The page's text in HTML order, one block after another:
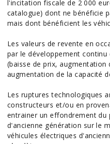
l'incitation fiscale de 2 000
catalogue) dont ne bénéficie
mais dont bénéficient les
Les valeurs de revente en
par le développement
(baisse de prix, augmentation
augmentation de la capacité
Les ruptures technologiques
constructeurs et/ou en
entrainer un effondrement du
d'ancienne génération sur le
véhicules électriques